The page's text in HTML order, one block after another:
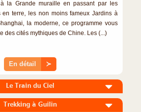
la Grande muraille en passant par les
en terre, les non moins fameux Jardins à
la moderne, ce programme vous
des cités mythiques de Chine. Les (...)
En détail ≻
Le Train du Ciel
Trekking à Guilin